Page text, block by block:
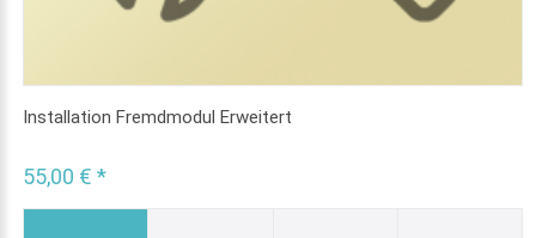
Installation Fremdmodul Erweitert
55,00 € *